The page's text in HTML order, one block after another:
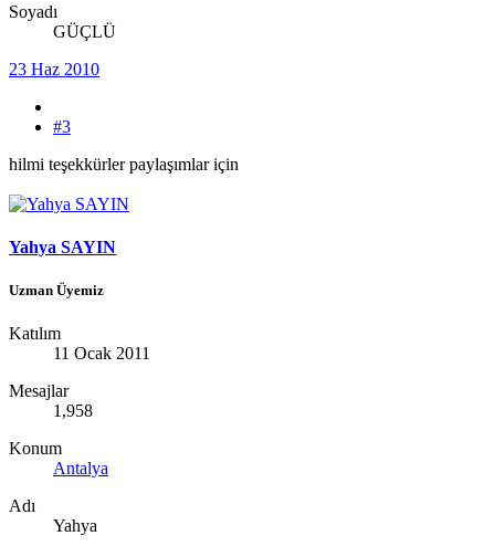
Soyadı
GÜÇLÜ
23 Haz 2010
#3
hilmi teşekkürler paylaşımlar için
Yahya SAYIN
Uzman Üyemiz
Katılım
11 Ocak 2011
Mesajlar
1,958
Konum
Antalya
Adı
Yahya